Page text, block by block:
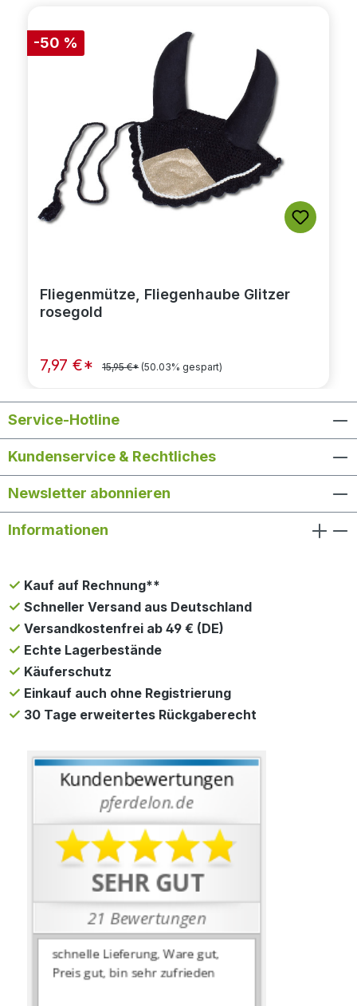
-50 %
Fliegenmütze, Fliegenhaube Glitzer
rosegold
7,97 €* 15,95 €* (50.03% gespart)
Service-Hotline
Kundenservice & Rechtliches
Newsletter abonnieren
Informationen
Kauf auf Rechnung**
Schneller Versand aus Deutschland
Versandkostenfrei ab 49 € (DE)
Echte Lagerbestände
Käuferschutz
Einkauf auch ohne Registrierung
30 Tage erweitertes Rückgaberecht